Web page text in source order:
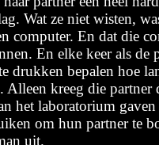
Wat ze niet wisten,
computer. En dat die
En elke keer als de
drukken bepalen hoe
kreeg die partner
het laboratorium
om hun partner te
uit.